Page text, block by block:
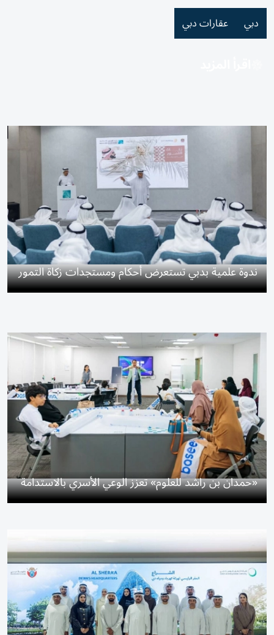
دبي عقارات دبي
ندوة علمية بدبي تستعرض أحكام ومستجدات زكاة التمور
«حمدان بن راشد للعلوم» تعزز الوعي الأسري بالاستدامة